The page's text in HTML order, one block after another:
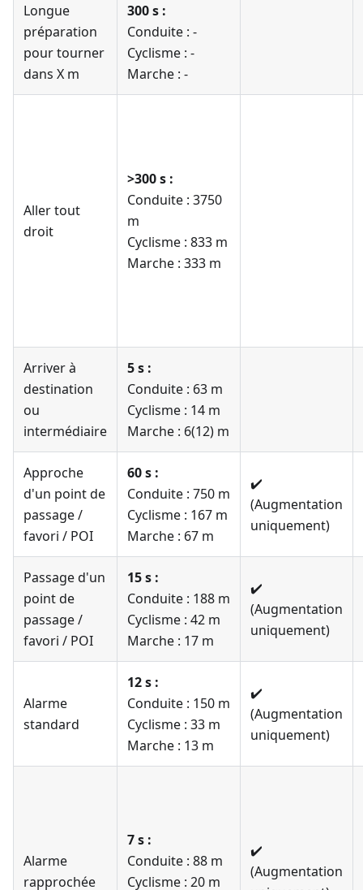
Longue
préparation
pour tourner
dans X m
300 s :
Conduite : -
Cyclisme : -
Marche : -
Aller tout
droit
>300 s :
Conduite : 3750
m
Cyclisme : 833 m
Marche : 333 m
Arriver à
destination
ou
intermédiaire
5 s :
Conduite : 63 m
Cyclisme : 14 m
Marche : 6(12) m
Approche
d'un point de
passage /
favori / POI
60 s :
Conduite : 750 m
Cyclisme : 167 m
Marche : 67 m
✔️
(Augmentation
uniquement)
Passage d'un
point de
passage /
favori / POI
15 s :
Conduite : 188 m
Cyclisme : 42 m
Marche : 17 m
✔️
(Augmentation
uniquement)
Alarme
standard
12 s :
Conduite : 150 m
Cyclisme : 33 m
Marche : 13 m
✔️
(Augmentation
uniquement)
Alarme
rapprochée
7 s :
Conduite : 88 m
Cyclisme : 20 m
✔️
(Augmentation